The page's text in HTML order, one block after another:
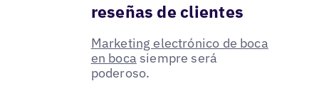
reseñas de clientes
Marketing electrónico de boca
en boca siempre será
poderoso.